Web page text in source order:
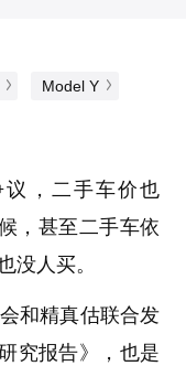
Model Y
，二手车价也
，甚至二手车依
没人买。
和精真估联合发
究报告》，也是